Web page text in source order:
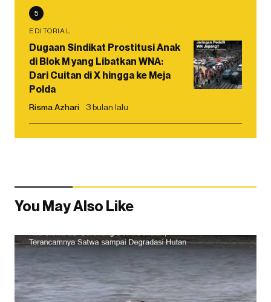
5
EDITORIAL
Dugaan Sindikat Prostitusi Anak
di Blok M yang Libatkan WNA:
Dari Cuitan di X hingga ke Meja
Polda
Risma Azhari 3 bulan lalu
You May Also Like